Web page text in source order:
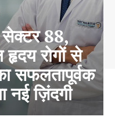
सेक्टर 88,
हृदय रोगों से
सफलतापूर्वक
नई ज़िंदगी